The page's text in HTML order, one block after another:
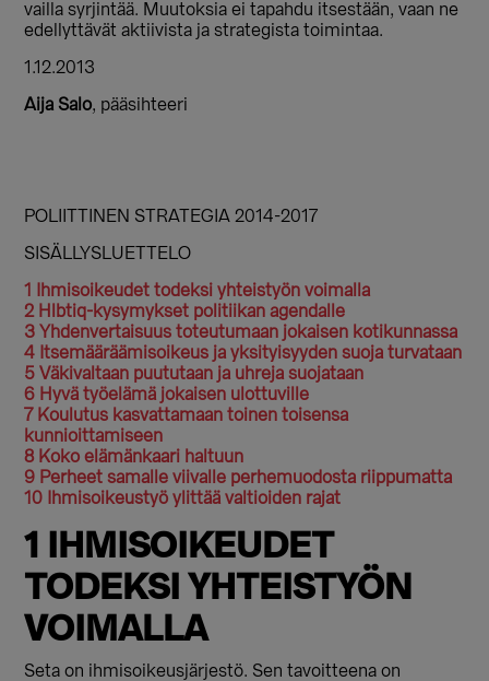
vailla syrjintää. Muutoksia ei tapahdu itsestään, vaan ne
edellyttävät aktiivista ja strategista toimintaa.
1.12.2013
Aija Salo, pääsihteeri
POLIITTINEN STRATEGIA 2014-2017
SISÄLLYSLUETTELO
1 Ihmisoikeudet todeksi yhteistyön voimalla
2 Hlbtiq-kysymykset politiikan agendalle
3 Yhdenvertaisuus toteutumaan jokaisen kotikunnassa
4 Itsemääräämisoikeus ja yksityisyyden suoja turvataan
5 Väkivaltaan puututaan ja uhreja suojataan
6 Hyvä työelämä jokaisen ulottuville
7 Koulutus kasvattamaan toinen toisensa
kunnioittamiseen
8 Koko elämänkaari haltuun
9 Perheet samalle viivalle perhemuodosta riippumatta
10 Ihmisoikeustyö ylittää valtioiden rajat
1 IHMISOIKEUDET
TODEKSI YHTEISTYÖN
VOIMALLA
Seta on ihmisoikeusjärjestö. Sen tavoitteena on